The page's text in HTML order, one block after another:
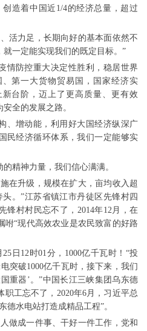
造着中国近1/4的经济总量，超过
活力足，长期向好的基本面依然不
一定能实现我们的既定目标。”
情防控重大决定性胜利，稳居世界
第一大货物贸易国，国家经济实
台阶，迈上了更高质量、更有效
全的发展之路。
、增动能，利用好大国经济纵深广
民经济循环体系，我们一定能够实
精神力量，我们信心满满。
在升级，规模在扩大，亩均收入超
。”江苏省镇江市丹徒区先锋村四
锋村村民忘不了，2014年12月，在
咐“现代高效农业是农民致富的好路
日12时01分，1000亿千瓦时！“投
突破1000亿千瓦时，接下来，我们
重器’。”中国长江三峡集团乌东德
工忘不了，2020年6月，习近平总
德水电站打造成精品工程”。
做成一件事、干好一件工作，党和